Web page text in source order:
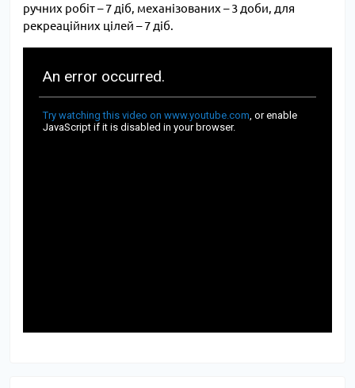
ручних робіт – 7 діб, механізованих – 3 доби, для
рекреаційних цілей – 7 діб.